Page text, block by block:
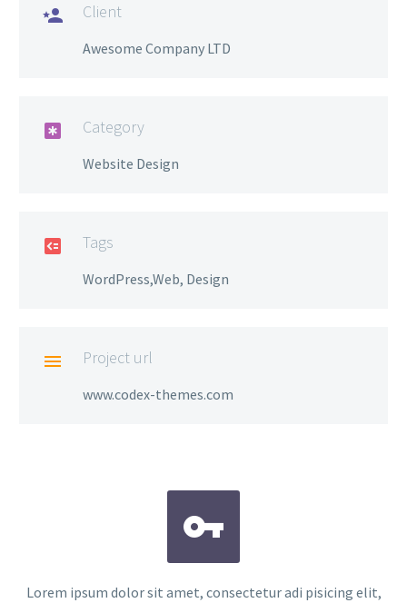
 Client
Awesome Company LTD
 Category
Website Design
 Tags
WordPress,Web, Design
 Project url
www.codex-themes.com


Lorem ipsum dolor sit amet, consectetur adi pisicing elit,